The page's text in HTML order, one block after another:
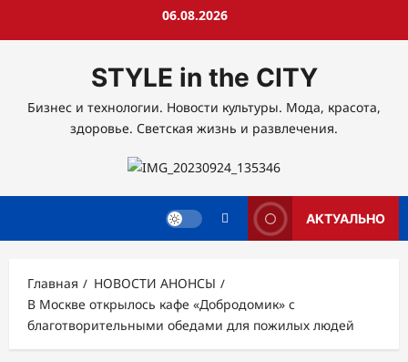
06.08.2026
STYLE in the CITY
Бизнес и технологии. Новости культуры. Мода, красота,
здоровье. Светская жизнь и развлечения.
АКТУАЛЬНО
Главная
НОВОСТИ АНОНСЫ
В Москве открылось кафе «Добродомик» с
благотворительными обедами для пожилых людей